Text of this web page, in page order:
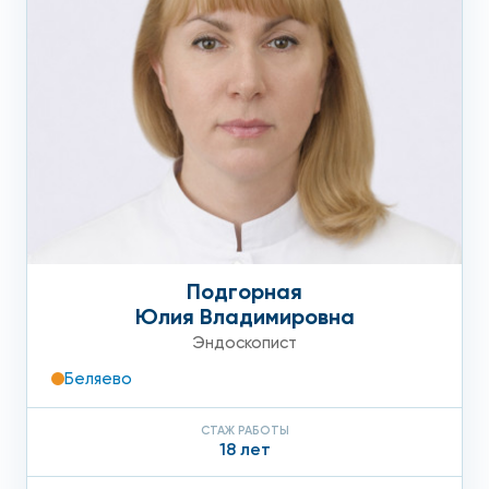
Подгорная
Юлия Владимировна
Эндоскопист
Беляево
СТАЖ РАБОТЫ
18 лет